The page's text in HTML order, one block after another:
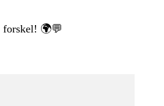
forskel! 🌍💬